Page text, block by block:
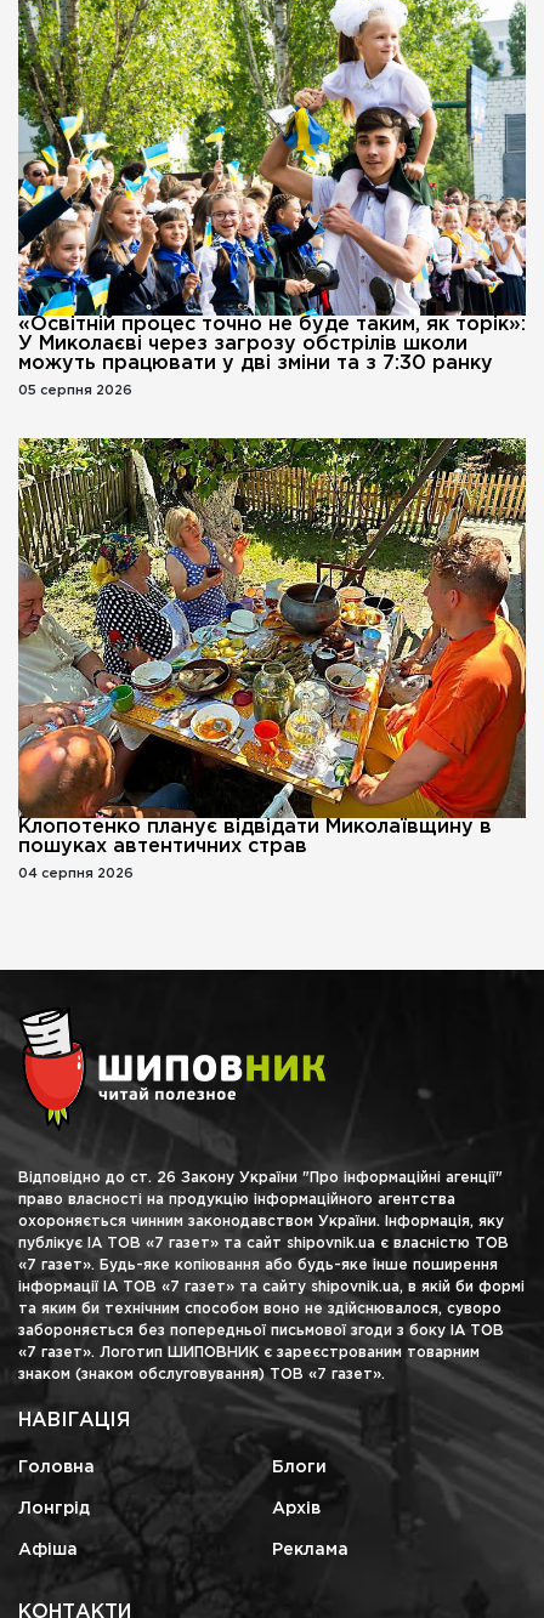
«Освітній процес точно не буде таким, як торік»:
У Миколаєві через загрозу обстрілів школи
можуть працювати у дві зміни та з 7:30 ранку
05 серпня 2026
Клопотенко планує відвідати Миколаївщину в
пошуках автентичних страв
04 серпня 2026
Відповідно до ст. 26 Закону України "Про інформаційні агенції"
право власності на продукцію інформаційного агентства
охороняється чинним законодавством України. Інформація, яку
публікує ІА ТОВ «7 газет» та сайт shipovnik.ua є власністю ТОВ
«7 газет». Будь-яке копіювання або будь-яке інше поширення
інформації ІА ТОВ «7 газет» та сайту shipovnik.ua, в якій би формі
та яким би технічним способом воно не здійснювалося, суворо
забороняється без попередньої письмової згоди з боку ІА ТОВ
«7 газет». Логотип ШИПОВНИК є зареєстрованим товарним
знаком (знаком обслуговування) ТОВ «7 газет».
НАВІГАЦІЯ
Головна Блоги
Лонгрід Архів
Афіша Реклама
КОНТАКТИ